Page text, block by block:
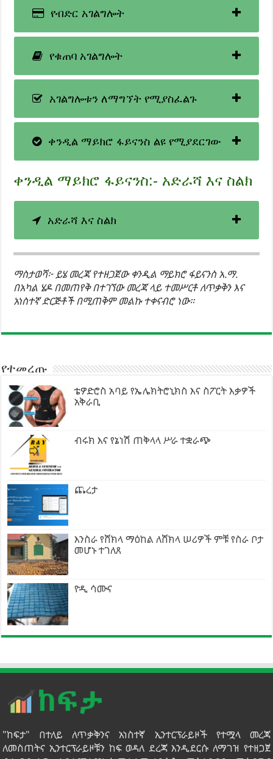
የብድር አገልግሎት
የቁጠባ አገልግሎት
አገልግሎቱን ለማግኘት የሚያስፈልጉ
ቀንዲል ማይክሮ ፋይናንስ ልዩ የሚያደርገው
ቀንዲል ማይክሮ ፋይናንስ:- አድራሻ እና ስልክ
አድራሻ እና ስልክ
ማስታወሻ፦ ይሄ መረጃ የተዘጋጀው ቀንዲል ማይክሮ ፋይናንስ አ.ማ.
በአካል ሄዶ በመጠየቅ በተገኘው መረጃ ላይ ተመሥርቶ ለጥቃቅን እና
አነስተኛ ድርጅቶች በሚጠቅም መልኩ ተቀናብሮ ነው።
የተመረጡ
ቴዎድሮስ አባይ የኤሌክትሮኒክስ እና ስፖርት እቃዎች
አቅራቢ
ብሩክ እና የኔነሽ ጠቅላላ ሥራ ተቋራጭ
ጨረታ
እንስራ የሸክላ ማዕከል ለሸክላ ሠሪዎች ምቹ የስራ ቦታ
መሆኑ ተገለጸ
ዮዲ ሳሙና
"ከፍታ" በተለይ ለጥቃቅንና አነስተኛ ኢንተርፕራይዞች የተሟላ መረጃ
ለመስጠትና ኢንተርፕራይዞቹን ከፍ ወዳለ ደረጃ እንዲደርሱ ለማገዝ የተዘጋጀ